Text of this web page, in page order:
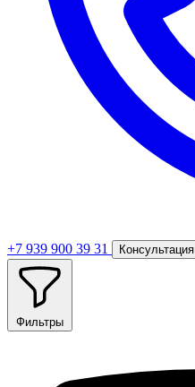
+7 939 900 39 31 Консультация
Фильтры